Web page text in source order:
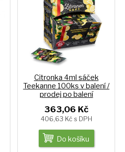
Citronka 4ml sáček
Teekanne 100ks v balení /
prodej po balení
363,06 Kč
406,63 Kč s DPH
Do košíku